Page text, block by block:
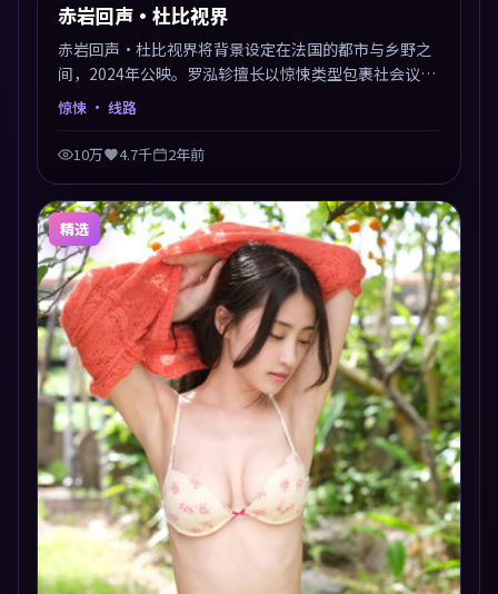
赤岩回声·杜比视界
赤岩回声·杜比视界将背景设定在法国的都市与乡野之
间，2024年公映。罗泓轸擅长以惊悚类型包裹社会议
题，节奏张弛有度，留白处耐人寻味。剪辑利落，悬念
惊悚 · 线路
10万 4.7千 2年前
精选